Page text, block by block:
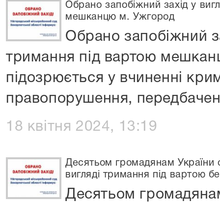
Обрано запобіжний захід у
мешканцю м. Ужгород
Обрано запобіжний
тримання під вартою
підозрюється у вчиненні
правопорушення,
18 квітня 2024, 13:19
Десятьом громадянам України
вигляді тримання під вартою
Десятьом